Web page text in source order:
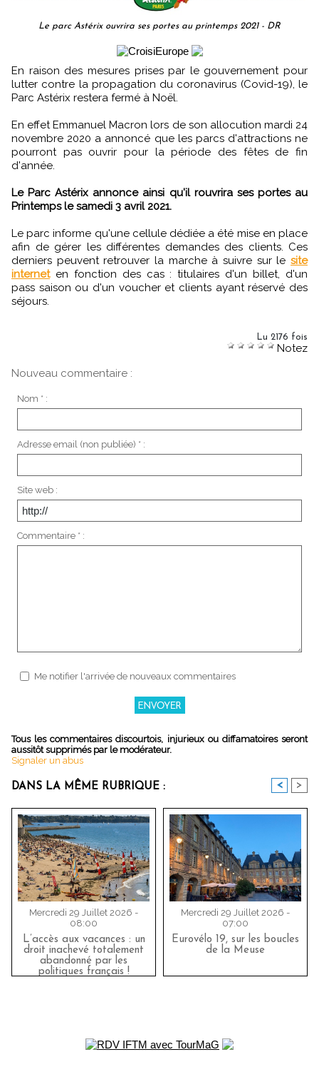
Le parc Astérix ouvrira ses portes au printemps 2021 - DR
En raison des mesures prises par le gouvernement pour
lutter contre la propagation du coronavirus (Covid-19), le
Parc Astérix restera fermé à Noël.
En effet Emmanuel Macron lors de son allocution mardi 24
novembre 2020 a annoncé que les parcs d'attractions ne
pourront pas ouvrir pour la période des fêtes de fin
d'année.
Le Parc Astérix annonce ainsi qu'il rouvrira ses portes au
Printemps le samedi 3 avril 2021.
Le parc informe qu'une cellule dédiée a été mise en place
afin de gérer les différentes demandes des clients. Ces
derniers peuvent retrouver la marche à suivre sur le site
interneten fonction des cas : titulaires d'un billet, d'un
pass saison ou d'un voucher et clients ayant réservé des
séjours.
Lu 2176 fois
Notez
Nouveau commentaire :
Nom * :
Adresse email (non publiée) * :
Site web :
Commentaire * :
Me notifier l'arrivée de nouveaux commentaires
Tous les commentaires discourtois, injurieux ou diffamatoires seront
aussitôt supprimés par le modérateur.
Signaler un abus
DANS LA MÊME RUBRIQUE : < >
Mercredi 29 Juillet 2026 -
08:00
L’accès aux vacances : un
droit inachevé totalement
abandonné par les
politiques français !
Mercredi 29 Juillet 2026 -
07:00
Eurovélo 19, sur les boucles
de la Meuse